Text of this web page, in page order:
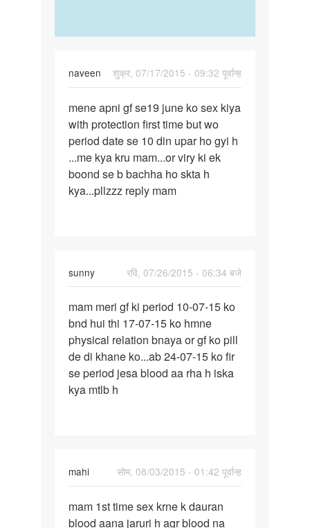
naveen
शुक्र, 07/17/2015 - 09:32 पूर्वान्ह
mene
apni
gf
se19
june
ko
mene apni gf se19 june ko sex kiya
with protection first time but wo
period date se 10 din upar ho gyi h
...me kya kru mam...or viry ki ek
boond se b bachha ho skta h
kya...pllzzz reply mam
sunny
रवि, 07/26/2015 - 06:34 बजे
mam
meri
gf
ki
period
10-
mam meri gf ki period 10-07-15 ko
bnd hui thi 17-07-15 ko hmne
physical relation bnaya or gf ko pill
de di khane ko...ab 24-07-15 ko fir
se period jesa blood aa rha h iska
kya mtlb h
mahi
सोम, 08/03/2015 - 01:42 पूर्वान्ह
mam
1st
mam 1st time sex krne k dauran
blood aana jaruri h agr blood na